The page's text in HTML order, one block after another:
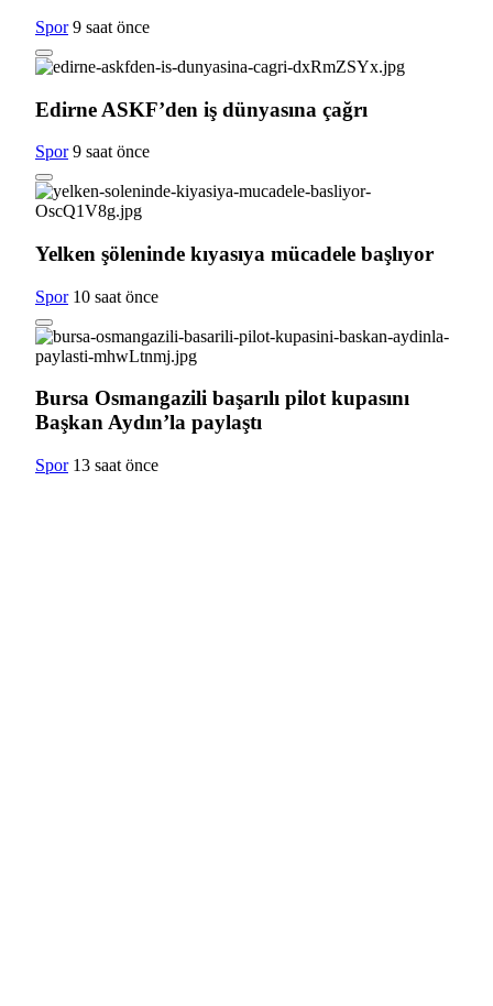
Spor 9 saat önce
Edirne ASKF’den iş dünyasına çağrı
Spor 9 saat önce
Yelken şöleninde kıyasıya mücadele başlıyor
Spor 10 saat önce
Bursa Osmangazili başarılı pilot kupasını
Başkan Aydın’la paylaştı
Spor 13 saat önce